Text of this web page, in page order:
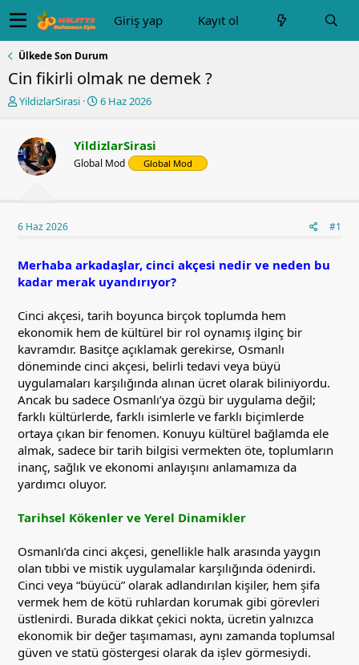
Giriş yap Kayıt ol
Ülkede Son Durum
Cin fikirli olmak ne demek ?
K
u
y
u
l
t
a
n
YildizlarSirasi
B
l
a
i
h
6 Haz 2026
YildizlarSirasi
Global Mod Global Mod
6 Haz 2026 #1
Merhaba arkadaşlar, cinci akçesi nedir ve neden bu
kadar merak uyandırıyor?
Cinci akçesi, tarih boyunca birçok toplumda hem
ekonomik hem de kültürel bir rol oynamış ilginç bir
kavramdır. Basitçe açıklamak gerekirse, Osmanlı
döneminde cinci akçesi, belirli tedavi veya büyü
uygulamaları karşılığında alınan ücret olarak biliniyordu.
Ancak bu sadece Osmanlı’ya özgü bir uygulama değil;
farklı kültürlerde, farklı isimlerle ve farklı biçimlerde
ortaya çıkan bir fenomen. Konuyu kültürel bağlamda ele
almak, sadece bir tarih bilgisi vermekten öte, toplumların
inanç, sağlık ve ekonomi anlayışını anlamamıza da
yardımcı oluyor.
Tarihsel Kökenler ve Yerel Dinamikler
Osmanlı’da cinci akçesi, genellikle halk arasında yaygın
olan tıbbi ve mistik uygulamalar karşılığında ödenirdi.
Cinci veya “büyücü” olarak adlandırılan kişiler, hem şifa
vermek hem de kötü ruhlardan korumak gibi görevleri
üstlenirdi. Burada dikkat çekici nokta, ücretin yalnızca
ekonomik bir değer taşımaması, aynı zamanda toplumsal
güven ve statü göstergesi olarak da işlev görmesiydi.